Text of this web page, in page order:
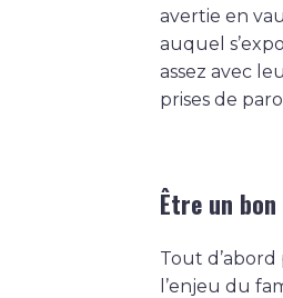
avertie en
auquel
assez avec
prises de
Être un
Tout d’abord
l’enjeu du